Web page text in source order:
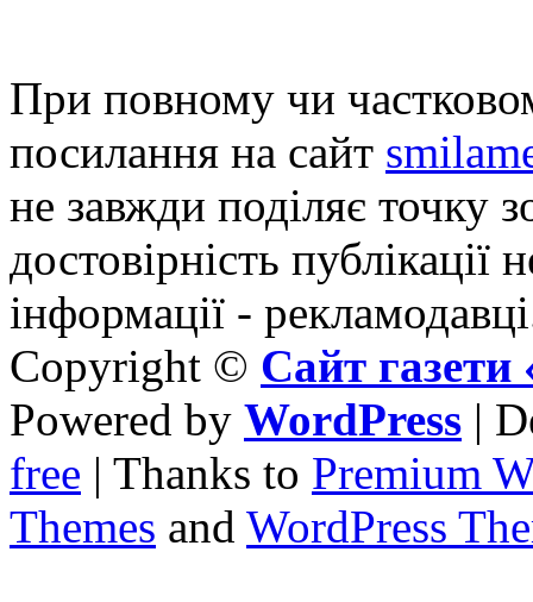
При повному чи
посилання на сайт
не завжди поділяє точку
достовірність публікації
інформації -
Copyright © Сайт
Powered by WordPress |
free | Thanks to Premium
Themes and WordPress